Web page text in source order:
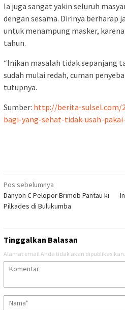
Ia juga sangat yakin seluruh
dengan sesama. Dirinya berharap
untuk menampung masker,
tahun.
“Inikan masalah tidak sepanjang
sudah mulai redah, cuman
tutupnya.
Sumber: http://berita-sulsel.com/
bagi-yang-sehat-tidak-usah-
Navigasi
pos
Pos sebelumnya
Danyon C Pelopor Brimob Pantau ki
Pilkades di Bulukumba
Tinggalkan Balasan
Alamat email Anda tidak akan dipublikasikan.